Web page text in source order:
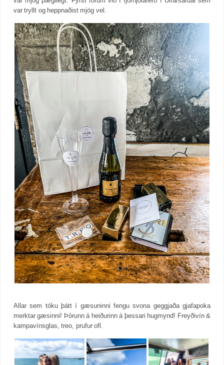
var tryllt og heppnaðist mjög vel.
Allar sem tóku þátt í gæsuninni fengu svona geggjaða gjafapoka
merktar gæsinni! Þórunn á heiðurinn á þessari hugmynd! Freyðivín &
kampavínsglas, treo, prufur ofl.